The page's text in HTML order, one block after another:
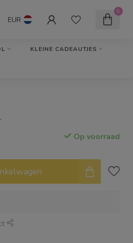
EUR
0
KLEINE CADEAUTJES
Op voorraad